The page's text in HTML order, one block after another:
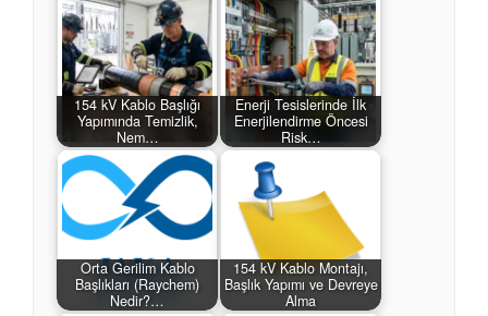
154 kV Kablo Başlığı
Yapımında Temizlik,
Nem…
Enerji Tesislerinde İlk
Enerjilendirme Öncesi
Risk…
Orta Gerilim Kablo
Başlıkları (Raychem)
Nedir?…
154 kV Kablo Montajı,
Başlık Yapımı ve Devreye
Alma